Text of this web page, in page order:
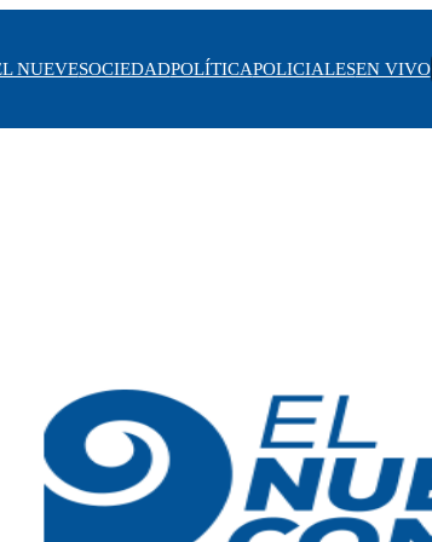
NUEVESOCIEDADPOLÍTICAPOLICIALESEN VIVO